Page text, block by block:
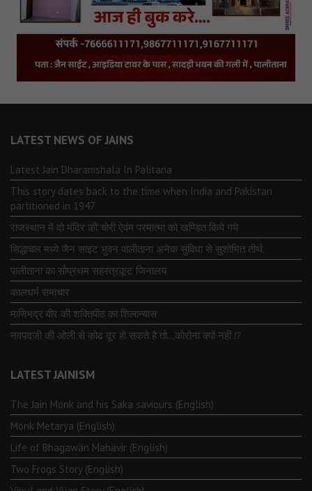
LATEST NEWS OF JAINS
Latest Jain Dharamshala In Palitana
This story dates back to the time when India and Pakistan
partitioned in 1947
राजस्थान में दो मंदिर की चोरी ऐवंम परमात्मा को खण्डित किये गये
सिद्धाचल मध्ये जैन साइट भुवन पालीताना अनेक सुविधा से सुशोभित तीर्थ.
पालीताना का सौप्रथम सहस्त्रकूट जिनालय
कालधर्म समाचार
माणिभद्र वीर की शक्तिपीठ का शिलान्यास
नवपदजी की ओली से कोढ दूर हो सकते है तो…कोरोना क्यों नहीं ⁉️
LATEST JAINISM
The Jain Monk and his Saka saviours (English)
Monk Metarya (English)
Life of Bhagawän Mahävir (English)
Two Frogs Story (English)